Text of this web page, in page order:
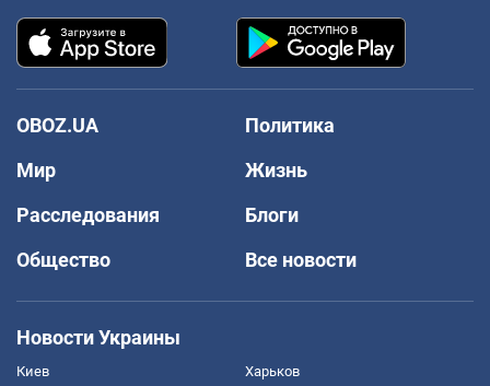
OBOZ.UA
Политика
Мир
Жизнь
Расследования
Блоги
Общество
Все новости
Новости Украины
Киев Харьков